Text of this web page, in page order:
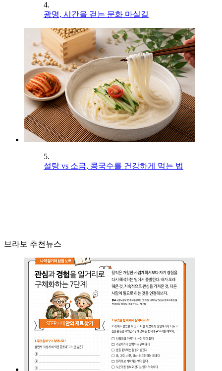
4.
광명, 시간을 걷는 문화 마실길
5.
설탕 vs 소금, 콩국수를 건강하게 먹는 법
브라보 추천뉴스